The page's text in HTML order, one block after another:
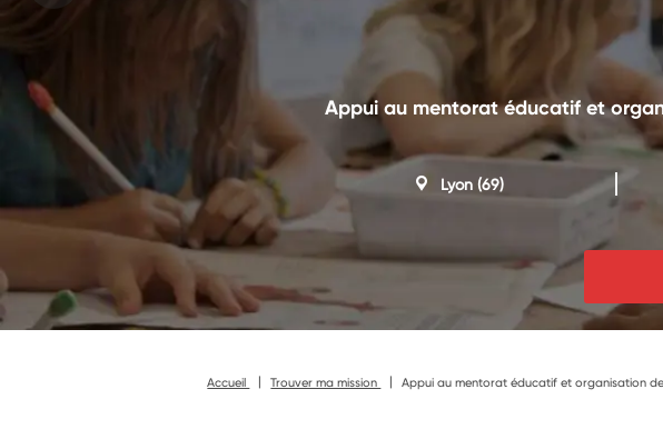
Appui au mentorat éducatif et
Lyon (69)
Accueil Trouver ma mission Appui au mentorat éducatif et organisation